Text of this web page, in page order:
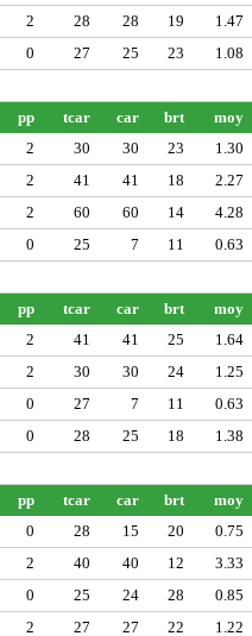
2 28 28 19
1.47
0 27 25 23 1.08
pp tcar car brt
moy
2 30 30 23
1.30
2 41 41 18
2.27
2 60 60 14
4.28
0 25 7 11 0.63
pp tcar car brt
moy
2 41 41 25
1.64
2 30 30 24
1.25
0 27 7 11
0.63
0 28 25 18 1.38
pp tcar car brt
moy
0 28 15 20
0.75
2 40 40 12
3.33
0 25 24 28
0.85
2 27 27 22 1.22